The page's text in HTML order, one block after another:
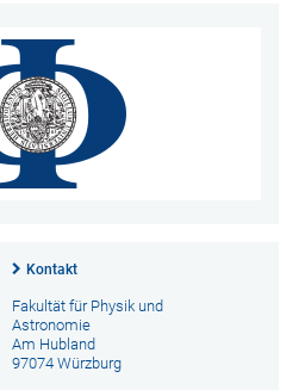
Kontakt
Fakultät für Physik und
Astronomie
Am Hubland
97074 Würzburg